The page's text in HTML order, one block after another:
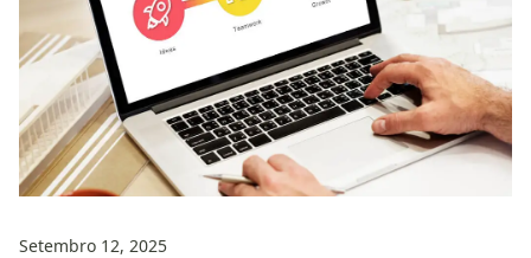
Fale conosco
Setembro 12, 2025